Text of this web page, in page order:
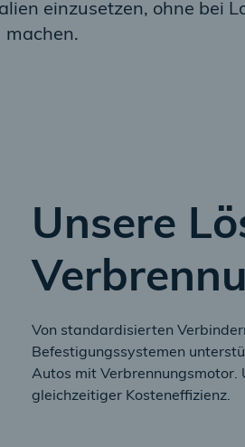
einzusetzen, ohne bei
machen.
Unsere
Von standardisierten
Befestigungssystemen
Autos mit Verbrennungsmotor.
gleichzeitiger Kosteneffizienz.